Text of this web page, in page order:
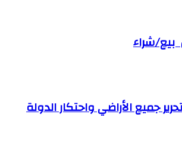
بيع/شراء
جميع الأراضي واحتكار الدولة